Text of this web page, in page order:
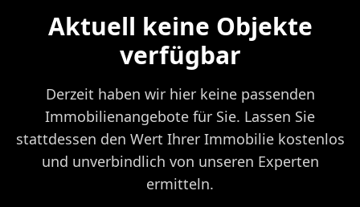
Aktuell keine Objekte
verfügbar
Derzeit haben wir hier keine passenden
Immobilienangebote für Sie. Lassen Sie
stattdessen den Wert Ihrer Immobilie kostenlos
und unverbindlich von unseren Experten
ermitteln.